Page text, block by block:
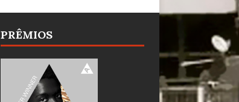
PRÊMIOS